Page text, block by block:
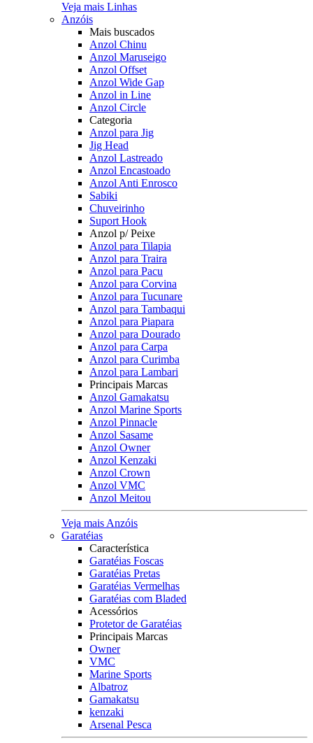
Veja mais Linhas
Anzóis
Mais buscados
Anzol Chinu
Anzol Maruseigo
Anzol Offset
Anzol Wide Gap
Anzol in Line
Anzol Circle
Categoria
Anzol para Jig
Jig Head
Anzol Lastreado
Anzol Encastoado
Anzol Anti Enrosco
Sabiki
Chuveirinho
Suport Hook
Anzol p/ Peixe
Anzol para Tilapia
Anzol para Traira
Anzol para Pacu
Anzol para Corvina
Anzol para Tucunare
Anzol para Tambaqui
Anzol para Piapara
Anzol para Dourado
Anzol para Carpa
Anzol para Curimba
Anzol para Lambari
Principais Marcas
Anzol Gamakatsu
Anzol Marine Sports
Anzol Pinnacle
Anzol Sasame
Anzol Owner
Anzol Kenzaki
Anzol Crown
Anzol VMC
Anzol Meitou
Veja mais Anzóis
Garatéias
Característica
Garatéias Foscas
Garatéias Pretas
Garatéias Vermelhas
Garatéias com Bladed
Acessórios
Protetor de Garatéias
Principais Marcas
Owner
VMC
Marine Sports
Albatroz
Gamakatsu
kenzaki
Arsenal Pesca